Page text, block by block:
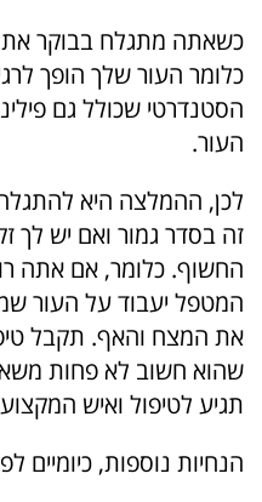
כשאתה מתגלח בבוקר
כלומר העור שלך הופך
הסטנדרטי שכולל גם
העור.
לכן, ההמלצה היא להתגלח
זה בסדר גמור ואם יש לך
החשוף. כלומר, אם אתה
את המצח והאף. תקבל
שהוא חשוב לא פחות
תגיע לטיפול ואיש
הנחיות נוספות, כיומיים